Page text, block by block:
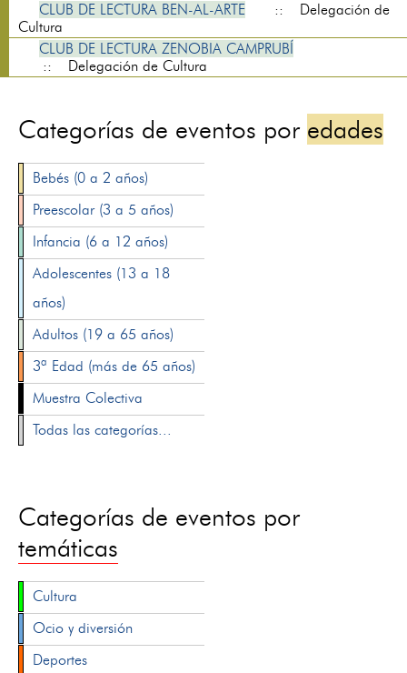
CLUB DE LECTURA BEN-AL-ARTE
:: Delegación de
Cultura
CLUB DE LECTURA ZENOBIA CAMPRUBÍ
:: Delegación de Cultura
Categorías de eventos por edades
Bebés (0 a 2 años)
Preescolar (3 a 5 años)
Infancia (6 a 12 años)
Adolescentes (13 a 18
años)
Adultos (19 a 65 años)
3ª Edad (más de 65 años)
Muestra Colectiva
Todas las categorías...
Categorías de eventos por
temáticas
Cultura
Ocio y diversión
Deportes